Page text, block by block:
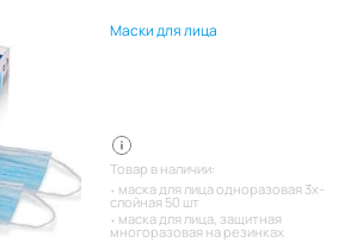
Маски для лица
Товар в наличии:
маска для лица одноразовая 3х-
слойная 50 шт
маска для лица, защитная
многоразовая на резинках